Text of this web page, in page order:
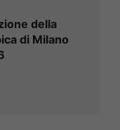
della
di Milano